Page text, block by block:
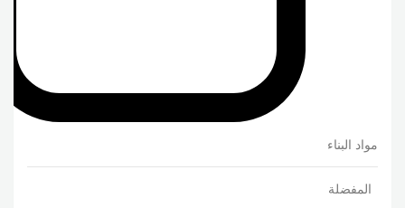
مواد البناء
المفضلة